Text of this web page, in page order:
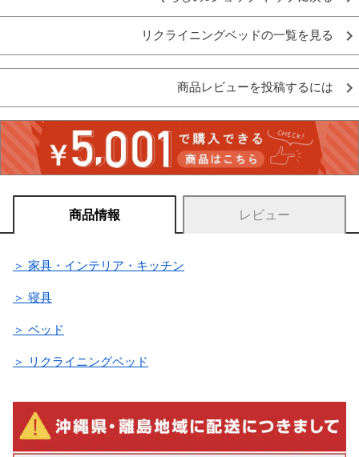
リクライニングベッドの一覧を見る
商品レビューを投稿するには
商品情報 レビュー
＞ 家具・インテリア・キッチン
＞ 寝具
＞ ベッド
＞ リクライニングベッド